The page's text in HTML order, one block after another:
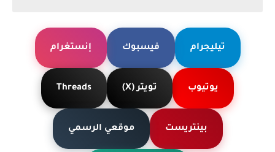
تيليجرام فيسبوك إنستغرام
يوتيوب تويتر (X) Threads
بينتريست موقعي الرسمي